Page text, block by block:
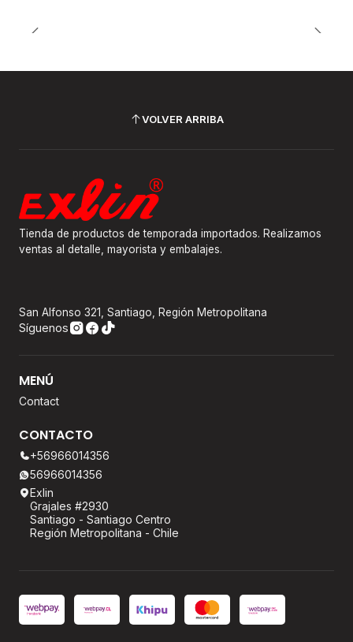
VOLVER ARRIBA
Tienda de productos de temporada importados. Realizamos
ventas al detalle, mayorista y embalajes.
San Alfonso 321, Santiago, Región Metropolitana
Síguenos
MENÚ
Contact
CONTACTO
+56966014356
56966014356
Exlin
Grajales #2930
Santiago - Santiago Centro
Región Metropolitana - Chile